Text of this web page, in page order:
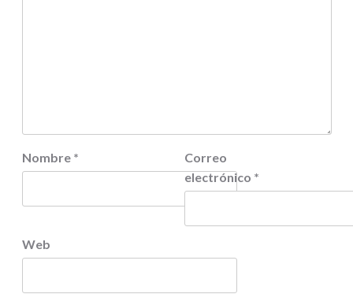
Nombre *
Correo
electrónico *
Web